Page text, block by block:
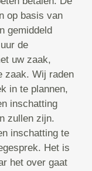
op basis van
gemiddeld
de
uw zaak,
zaak. Wij raden
in te plannen,
inschatting
zullen zijn.
inschatting te
Het is
het over gaat